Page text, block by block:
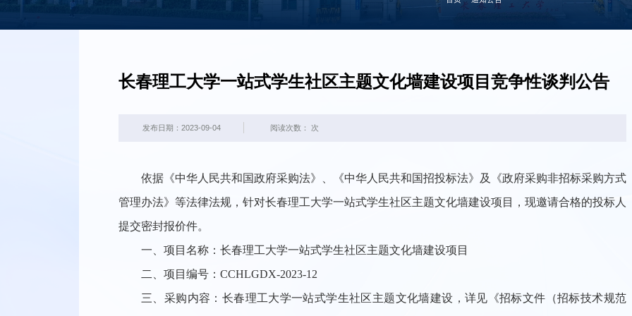
长春理工大学一站式学生社区主题文化墙建设项目竞争性谈判公告
发布日期：2023-09-04 阅读次数： 次
依据《中华人民共和国政府采购法》、《中华人民共和国招投标法》及《政府采购非招标采购方式
管理办法》等法律法规，针对长春理工大学一站式学生社区主题文化墙建设项目，现邀请合格的投标人
提交密封报价件。
一、项目名称：长春理工大学一站式学生社区主题文化墙建设项目
二、项目编号：CCHLGDX-2023-12
三、采购内容：长春理工大学一站式学生社区主题文化墙建设，详见《招标文件（招标技术规范